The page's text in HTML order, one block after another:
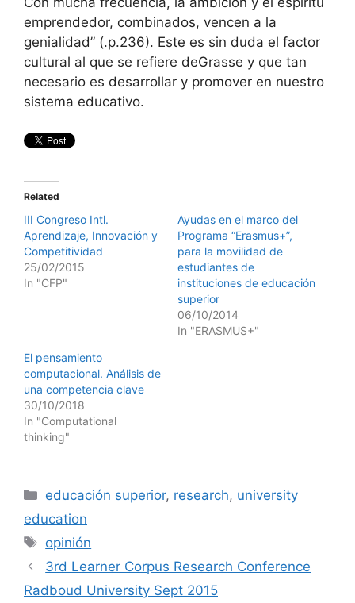
emprendedor, combinados, vencen a la
genialidad” (.p.236). Este es sin duda el factor
cultural al que se refiere deGrasse y que tan
necesario es desarrollar y promover en nuestro
sistema educativo.
Related
III Congreso Intl.
Aprendizaje, Innovación y
Competitividad
25/02/2015
In "CFP"
Ayudas en el marco del
Programa “Erasmus+”,
para la movilidad de
estudiantes de
instituciones de educación
superior
06/10/2014
In "ERASMUS+"
El pensamiento
computacional. Análisis de
una competencia clave
30/10/2018
In "Computational
thinking"
Categories
educación superior, research, university
education
Tags
opinión
3rd Learner Corpus Research Conference
Radboud University Sept 2015